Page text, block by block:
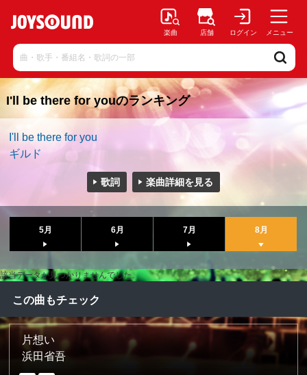
楽曲 店舗 ログイン メニュー
I'll be there for youのランキング
I'll be there for you
ギルド
歌詞 楽曲詳細を見る
5月 6月 7月 8月
該当データが見つかりませんでした。
この曲もチェック
片想い
浜田省吾